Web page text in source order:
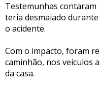
Testemunhas
teria desmaiado
o acidente.
Com o impacto, foram
caminhão, nos veículos
da casa.